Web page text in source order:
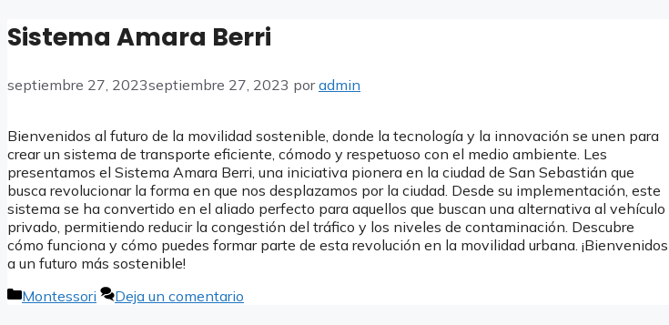
Sistema Amara Berri
septiembre 27, 2023septiembre 27, 2023 poradmin
Bienvenidos al futuro de la movilidad sostenible, donde la tecnología y la innovación se unen para
crear un sistema de transporte eficiente, cómodo y respetuoso con el medio ambiente. Les
presentamos el Sistema Amara Berri, una iniciativa pionera en la ciudad de San Sebastián que
busca revolucionar la forma en que nos desplazamos por la ciudad. Desde su implementación, este
sistema se ha convertido en el aliado perfecto para aquellos que buscan una alternativa al vehículo
privado, permitiendo reducir la congestión del tráfico y los niveles de contaminación. Descubre
cómo funciona y cómo puedes formar parte de esta revolución en la movilidad urbana. ¡Bienvenidos
a un futuro más sostenible!
Categorías
Montessori Deja un comentario